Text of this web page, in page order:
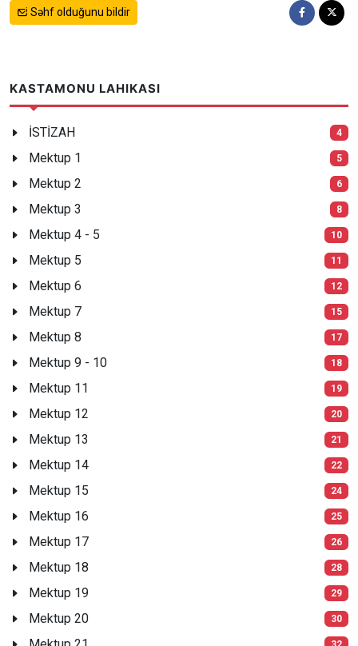
Səhf olduğunu bildir
KASTAMONU LAHIKASI
İSTİZAH 4
Mektup 1 5
Mektup 2 6
Mektup 3 8
Mektup 4 - 5 10
Mektup 5 11
Mektup 6 12
Mektup 7 15
Mektup 8 17
Mektup 9 - 10 18
Mektup 11 19
Mektup 12 20
Mektup 13 21
Mektup 14 22
Mektup 15 24
Mektup 16 25
Mektup 17 26
Mektup 18 28
Mektup 19 29
Mektup 20 30